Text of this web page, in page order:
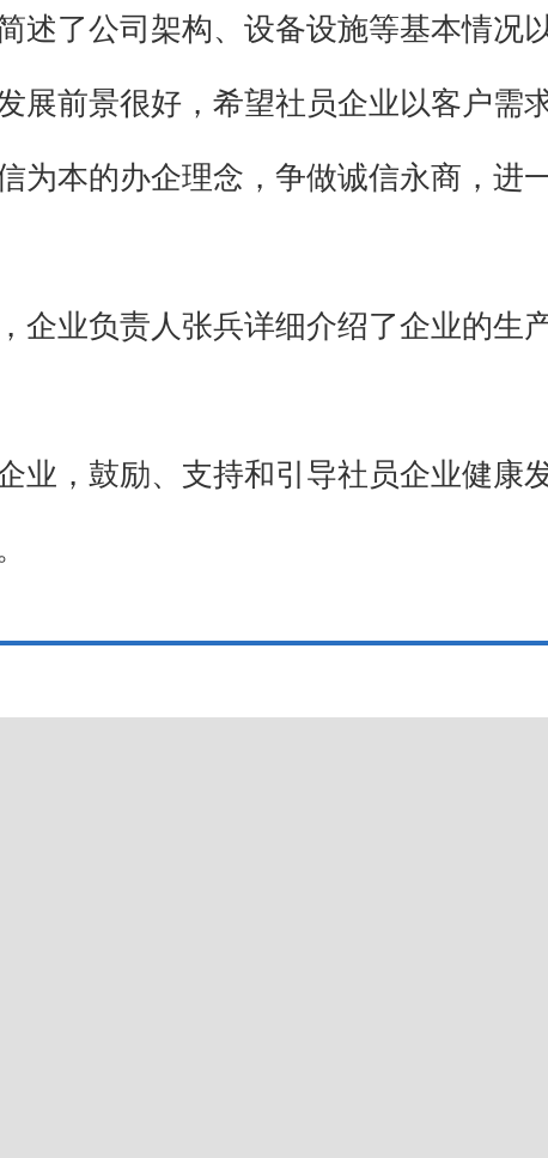
述了公司架构、设备设施等基本情况
展前景很好，希望社员企业以客户需
为本的办企理念，争做诚信永商，进
企业负责人张兵详细介绍了企业的生
业，鼓励、支持和引导社员企业健康